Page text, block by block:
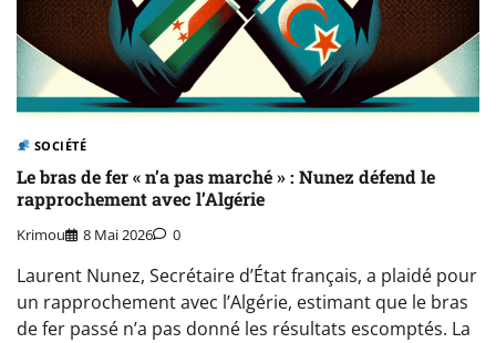
SOCIÉTÉ
Le bras de fer « n’a pas marché » : Nunez défend le
rapprochement avec l’Algérie
Krimou 8 Mai 2026 0
Laurent Nunez, Secrétaire d’État français, a plaidé pour
un rapprochement avec l’Algérie, estimant que le bras
de fer passé n’a pas donné les résultats escomptés. La